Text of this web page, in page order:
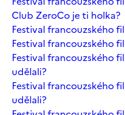
Club ZeroCo je ti holka?
Festival francouzského
Festival francouzského
Festival francouzského
udělali?
Festival francouzského
udělali?